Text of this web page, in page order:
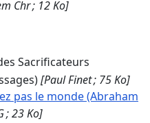
Chr ; 12 Ko]
Sacrificateurs
[Paul Finet ; 75 Ko]
pas le monde (Abraham
; 23 Ko]